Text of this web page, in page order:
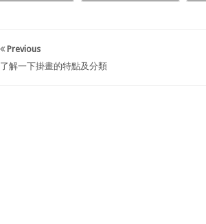
Previous
了解一下掛畫的特點及分類